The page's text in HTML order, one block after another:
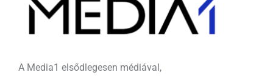
A Media1 elsődlegesen médiával,